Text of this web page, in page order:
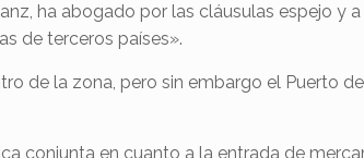
ha abogado por las cláusulas espejo y
de terceros países».
de la zona, pero sin embargo el Puerto
conjunta en cuanto a la entrada de